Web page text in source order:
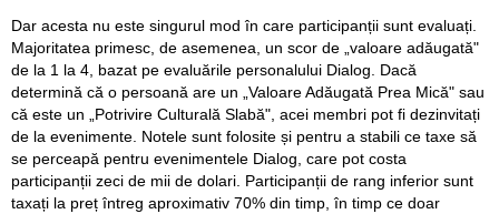
Dar acesta nu este singurul mod în care participanții sunt evaluați.
Majoritatea primesc, de asemenea, un scor de „valoare adăugată"
de la 1 la 4, bazat pe evaluările personalului Dialog. Dacă
determină că o persoană are un „Valoare Adăugată Prea Mică" sau
că este un „Potrivire Culturală Slabă", acei membri pot fi dezinvitați
de la evenimente. Notele sunt folosite și pentru a stabili ce taxe să
se perceapă pentru evenimentele Dialog, care pot costa
participanții zeci de mii de dolari. Participanții de rang inferior sunt
taxați la preț întreg aproximativ 70% din timp, în timp ce doar